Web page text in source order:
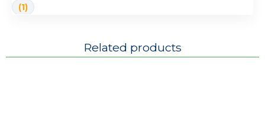
(1)
Related products